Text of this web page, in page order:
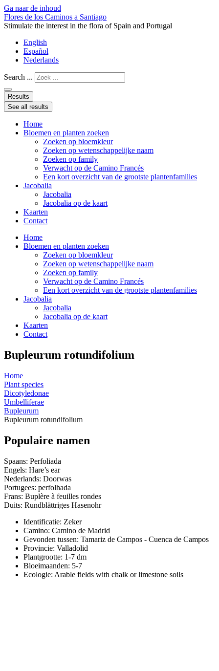
Ga naar de inhoud
Flores de los Caminos a Santiago
Stimulate the interest in the flora of Spain and Portugal
English
Español
Nederlands
Search ...
Results
See all results
Home
Bloemen en planten zoeken
Zoeken op bloemkleur
Zoeken op wetenschappelijke naam
Zoeken op family
Verwacht op de Camino Francés
Een kort overzicht van de grootste plantenfamilies
Jacobalia
Jacobalia
Jacobalia op de kaart
Kaarten
Contact
Home
Bloemen en planten zoeken
Zoeken op bloemkleur
Zoeken op wetenschappelijke naam
Zoeken op family
Verwacht op de Camino Francés
Een kort overzicht van de grootste plantenfamilies
Jacobalia
Jacobalia
Jacobalia op de kaart
Kaarten
Contact
Bupleurum rotundifolium
Home
Plant species
Dicotyledonae
Umbelliferae
Bupleurum
Bupleurum rotundifolium
Populaire namen
Spaans: Perfoliada
Engels: Hare’s ear
Nederlands: Doorwas
Portugees: perfolhada
Frans: Buplère à feuilles rondes
Duits: Rundblättriges Hasenohr
Identificatie: Zeker
Camino: Camino de Madrid
Gevonden tussen: Tamariz de Campos - Cuenca de Campos
Provincie: Valladolid
Plantgrootte: 1-7 dm
Bloeimaanden: 5-7
Ecologie: Arable fields with chalk or limestone soils